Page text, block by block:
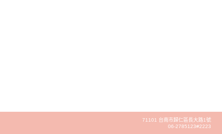
71101 台南市歸仁區長大路1號
06-2785123#2223